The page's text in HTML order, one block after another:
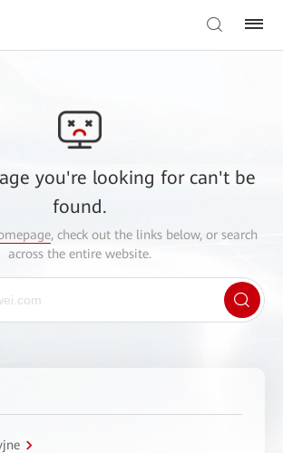
you're looking for can't be
found.
, check out the links below, or search
across the entire website.